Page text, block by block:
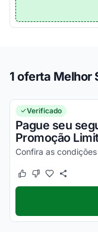
1 oferta Melhor
Verificado
Pague seu
Promoção
Este cupom funcionou
Este cupom não